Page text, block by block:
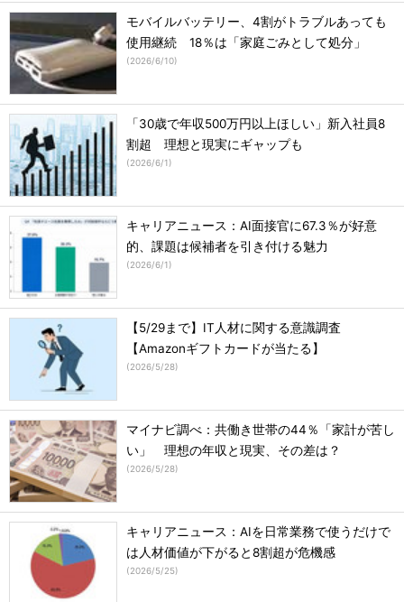
モバイルバッテリー、4割がトラブルあっても
使用継続 18％は「家庭ごみとして処分」
(2026/6/10)
「30歳で年収500万円以上ほしい」新入社員8
割超 理想と現実にギャップも
(2026/6/1)
キャリアニュース：AI面接官に67.3％が好意
的、課題は候補者を引き付ける魅力
(2026/6/1)
【5/29まで】IT人材に関する意識調査
【Amazonギフトカードが当たる】
(2026/5/28)
マイナビ調べ：共働き世帯の44％「家計が苦し
い」 理想の年収と現実、その差は？
(2026/5/28)
キャリアニュース：AIを日常業務で使うだけで
は人材価値が下がると8割超が危機感
(2026/5/25)